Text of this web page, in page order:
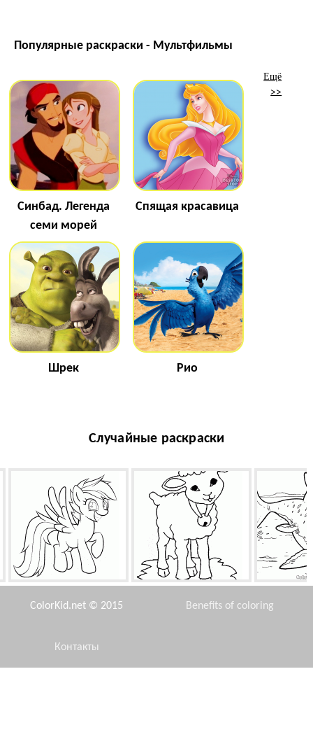
Популярные раскраски - Мультфильмы
Синбад. Легенда
семи морей
Спящая красавица
Шрек Рио
Ещё
>>
Случайные раскраски
Пони с крыльями Овечка с колокольчиком
ColorKid.net © 2015 Benefits of coloring
Контакты